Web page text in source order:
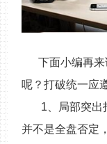
下面小编再来
呢？打破统一应
1、局部突出打
并不是全盘否定